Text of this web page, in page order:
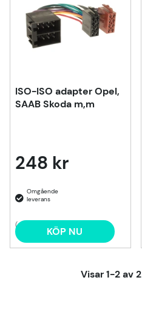
ISO-ISO adapter Opel,
SAAB Skoda m,m
248 kr
(4) KÖP NU
Visar1-2av2